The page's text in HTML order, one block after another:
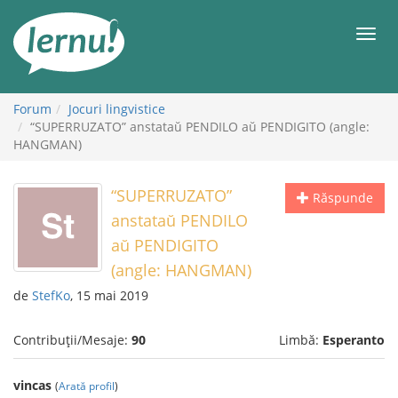
conținut
Forum
Jocuri lingvistice
“SUPERRUZATO” anstataŭ PENDILO aŭ PENDIGITO (angle:
HANGMAN)
Răspunde
“SUPERRUZATO”
anstataŭ PENDILO
aŭ PENDIGITO
(angle: HANGMAN)
de StefKo, 15 mai 2019
Contribuții/Mesaje: 90 Limbă: Esperanto
vincas (Arată profil)